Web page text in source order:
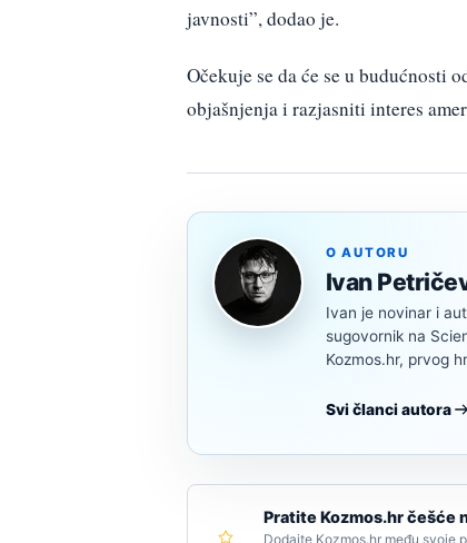
javnosti”, dodao je.
Očekuje se da će se u budućnosti
objašnjenja i razjasniti interes
O AUTORU
Ivan
Ivan je novinar i
sugovornik na
Kozmos.hr, prvog
Svi članci autora
Pratite Kozmos.hr češće
Dodajte Kozmos.hr među svoje